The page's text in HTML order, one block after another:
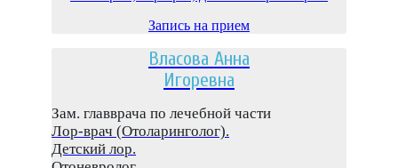
Запись на прием
Власова Анна
Игоревна
Зам. главврача по лечебной части
Лор-врач (Отоларинголог).
Детский лор.